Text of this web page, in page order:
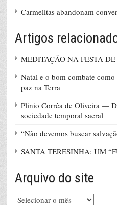
Carmelitas abandonam
Artigos
MEDITAÇÃO NA FESTA
Natal e o bom combate
paz na Terra
Plinio Corrêa de Oliveira —
sociedade temporal sacral
“Não devemos buscar
SANTA TERESINHA: UM
Arquivo do site
Arquivo